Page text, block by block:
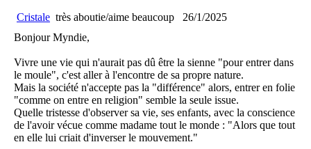
Cristale très aboutie/aime beaucoup
26/1/2025
Bonjour Myndie,
Vivre une vie qui n'aurait pas dû être la sienne "pour entrer dans
le moule", c'est aller à l'encontre de sa propre nature.
Mais la société n'accepte pas la "différence" alors, entrer en folie
"comme on entre en religion" semble la seule issue.
Quelle tristesse d'observer sa vie, ses enfants, avec la conscience
de l'avoir vécue comme madame tout le monde : "Alors que tout
en elle lui criait d'inverser le mouvement."